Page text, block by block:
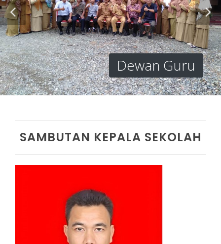
Dewan Guru
Guru dan Siswa
Kantor
Apel Hardiknas dan PBM
Hari Pertama Masuk
Sekolah
MTU 3
SAMBUTAN KEPALA SEKOLAH